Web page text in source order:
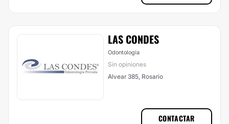
LAS CONDES
Odontología
Sin opiniones
Alvear 385, Rosario
CONTACTAR